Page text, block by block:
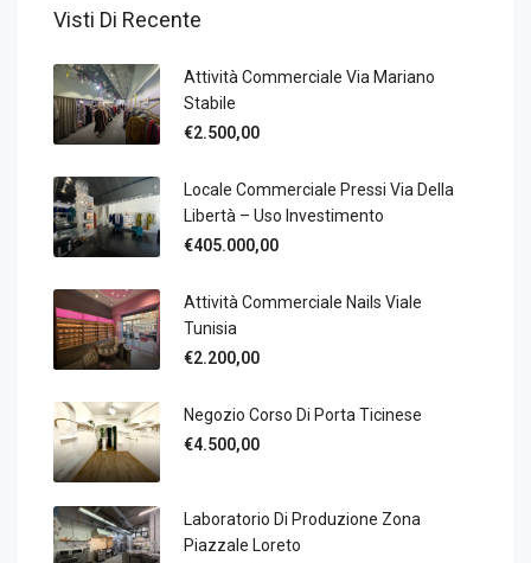
Visti Di Recente
Attività Commerciale Via Mariano
Stabile
€2.500,00
Locale Commerciale Pressi Via Della
Libertà – Uso Investimento
€405.000,00
Attività Commerciale Nails Viale
Tunisia
€2.200,00
Negozio Corso Di Porta Ticinese
€4.500,00
Laboratorio Di Produzione Zona
Piazzale Loreto